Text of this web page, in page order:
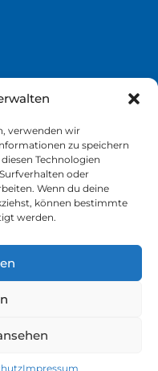
verwenden wir
zu speichern
Technologien
oder
Wenn du deine
können bestimmte
werden.
Impressum
Uhr